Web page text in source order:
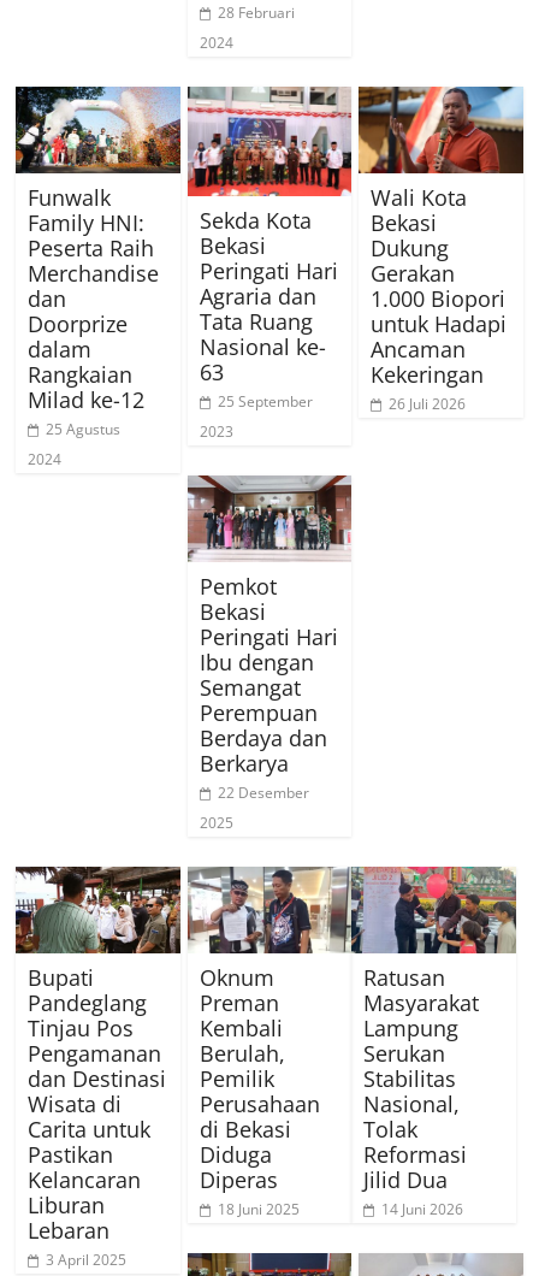
28 Februari
2024
Funwalk
Family HNI:
Peserta Raih
Merchandise
dan
Doorprize
dalam
Rangkaian
Milad ke-12
25 Agustus
2024
Sekda Kota
Bekasi
Peringati Hari
Agraria dan
Tata Ruang
Nasional ke-
63
25 September
2023
Wali Kota
Bekasi
Dukung
Gerakan
1.000 Biopori
untuk Hadapi
Ancaman
Kekeringan
26 Juli 2026
Pemkot
Bekasi
Peringati Hari
Ibu dengan
Semangat
Perempuan
Berdaya dan
Berkarya
22 Desember
2025
Bupati
Pandeglang
Tinjau Pos
Pengamanan
dan Destinasi
Wisata di
Carita untuk
Pastikan
Kelancaran
Liburan
Lebaran
3 April 2025
Oknum
Preman
Kembali
Berulah,
Pemilik
Perusahaan
di Bekasi
Diduga
Diperas
18 Juni 2025
Ratusan
Masyarakat
Lampung
Serukan
Stabilitas
Nasional,
Tolak
Reformasi
Jilid Dua
14 Juni 2026